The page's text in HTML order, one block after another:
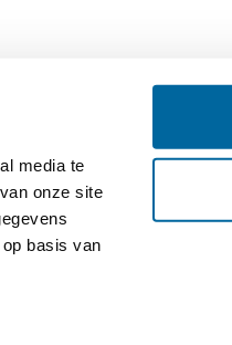
media te
onze site
basis van
Colofon